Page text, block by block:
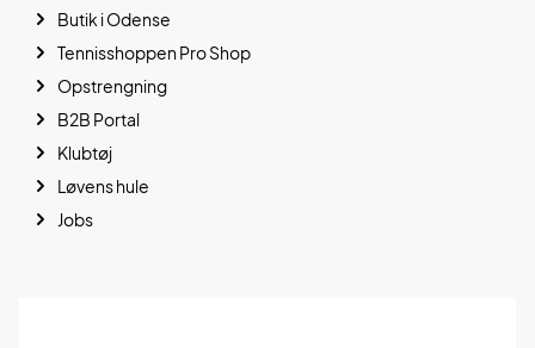
Butik i Odense
Tennisshoppen Pro Shop
Opstrengning
B2B Portal
Klubtøj
Løvens hule
Jobs